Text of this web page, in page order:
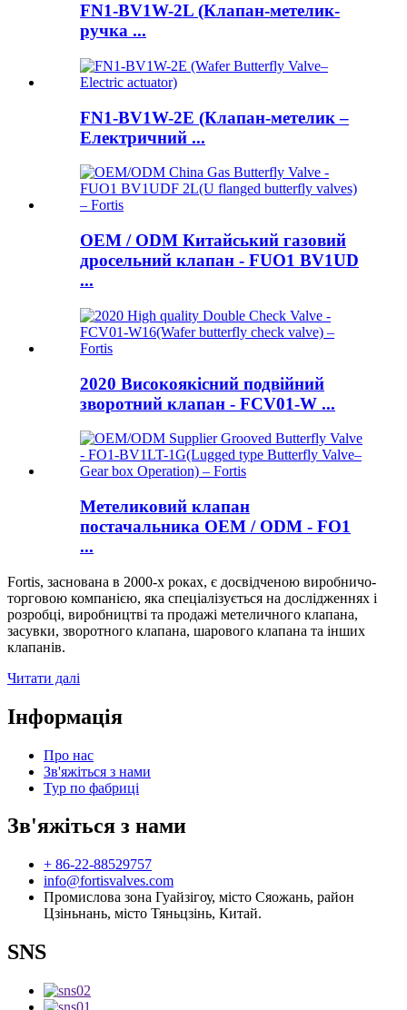
FN1-BV1W-2L (Клапан-метелик-
ручка ...
FN1-BV1W-2E (Клапан-метелик –
Електричний ...
OEM / ODM Китайський газовий
дросельний клапан - FUO1 BV1UD
...
2020 Високоякісний подвійний
зворотний клапан - FCV01-W ​​...
Метеликовий клапан
постачальника OEM / ODM - FO1
...
Fortis, заснована в 2000-х роках, є досвідченою виробничо-
торговою компанією, яка спеціалізується на дослідженнях і
розробці, виробництві та продажі метеличного клапана,
засувки, зворотного клапана, шарового клапана та інших
клапанів.
Читати далі
Інформація
Про нас
Зв'яжіться з нами
Тур по фабриці
Зв'яжіться з нами
+ 86-22-88529757
info@fortisvalves.com
Промислова зона Гуайзігоу, місто Сяожань, район
Цзіньнань, місто Тяньцзінь, Китай.
SNS